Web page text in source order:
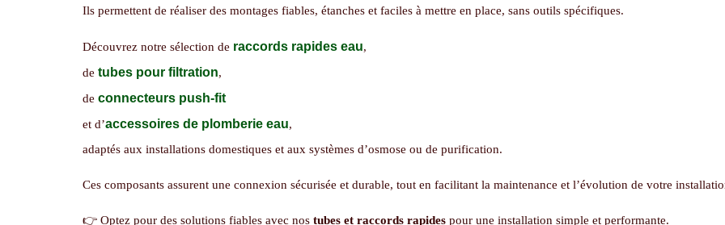
Ils permettent de réaliser des montages fiables, étanches et faciles à mettre en place, sans outils spécifiques.
Découvrez notre sélection de raccords rapides eau,
de tubes pour filtration,
de connecteurs push-fit
et d’accessoires de plomberie eau,
adaptés aux installations domestiques et aux systèmes d’osmose ou de purification.
Ces composants assurent une connexion sécurisée et durable, tout en facilitant la maintenance et l’évolution de votre
👉 Optez pour des solutions fiables avec nos tubes et raccords rapides pour une installation simple et performante.